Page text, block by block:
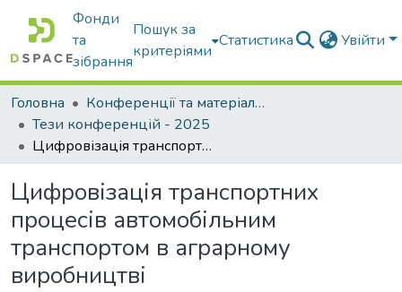
Фонди
та
зібрання
Пошук за
критеріями
Статистика Увійти
Головна
Конференції та матеріали конференцій
Тези конференцій - 2025
Цифровізація транспортних процесів автомобільним транспортом в аграрному виробництві
Цифровізація транспортних
процесів автомобільним
транспортом в аграрному
виробництві